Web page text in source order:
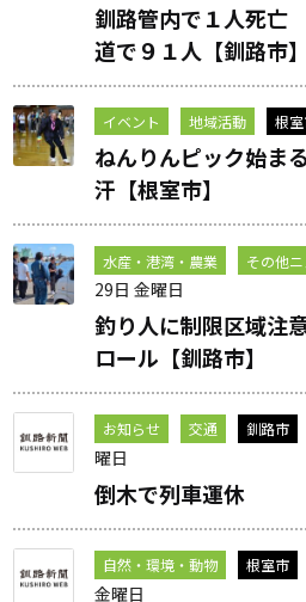
釧路管内で１人死
道で９１人【釧路市】
イベント 地域活動 根
ねんりんピック始ま
汗【根室市】
水産・港湾・農業 その他ニ
29日 金曜日
釣り人に制限区域注
ロール【釧路市】
お知らせ 交通 釧路市
曜日
倒木で列車運休
自然・環境・動物 根室市
金曜日